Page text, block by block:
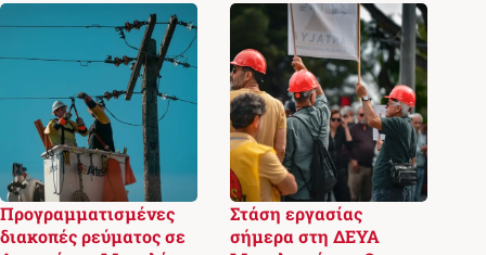
Προγραμματισμένες
διακοπές ρεύματος σε
Στάση εργασίας
σήμερα στη ΔΕΥΑ